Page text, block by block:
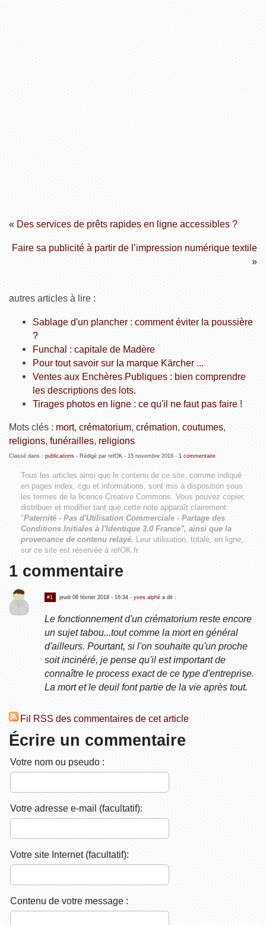
« Des services de prêts rapides en ligne accessibles ?
Faire sa publicité à partir de l’impression numérique textile
»
autres articles à lire :
Sablage d'un plancher : comment éviter la poussière
?
Funchal : capitale de Madère
Pour tout savoir sur la marque Kärcher ...
Ventes aux Enchères Publiques : bien comprendre
les descriptions des lots.
Tirages photos en ligne : ce qu'il ne faut pas faire !
Mots clés : mort, crématorium, crémation, coutumes,
religions, funérailles, religions
Classé dans : publications- Rédigé par refOK - 15 novembre 2016- 1 commentaire
Tous les articles ainsi que le contenu de ce site, comme indiqué
en pages index, cgu et informations, sont mis à disposition sous
les termes de la licence Creative Commons. Vous pouvez copier,
distribuer et modifier tant que cette note apparaît clairement:
"Paternité - Pas d'Utilisation Commerciale - Partage des
Conditions Initiales à l'Identique 3.0 France", ainsi que la
provenance de contenu relayé. Leur utilisation, totale, en ligne,
sur ce site est réservée à refOK.fr
1 commentaire
#1 jeudi 08 février 2018 - 16:34- yves alphéa dit :
Le fonctionnement d'un crématorium reste encore
un sujet tabou...tout comme la mort en général
d'ailleurs. Pourtant, si l'on souhaite qu'un proche
soit incinéré, je pense qu'il est important de
connaître le process exact de ce type d'entreprise.
La mort et le deuil font partie de la vie après tout.
Fil RSS des commentaires de cet article
Écrire un commentaire
Votre nom ou pseudo :
Votre adresse e-mail (facultatif):
Votre site Internet (facultatif):
Contenu de votre message :